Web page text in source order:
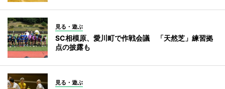
見る・遊ぶ
SC相模原、愛川町で作戦会議 「天然芝」練習拠
点の披露も
見る・遊ぶ